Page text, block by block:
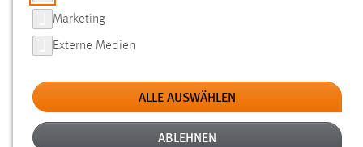
FILTER
Typ
Erstellungsdatum
Marketing
Externe Medien
ALLE AUSWÄHLEN
ABLEHNEN